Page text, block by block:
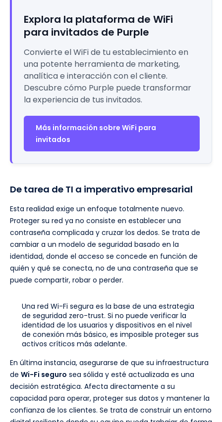
Explora la plataforma de WiFi
para invitados de Purple
Convierte el WiFi de tu establecimiento en
una potente herramienta de marketing,
analítica e interacción con el cliente.
Descubre cómo Purple puede transformar
la experiencia de tus invitados.
Más información sobre WiFi para
invitados
De tarea de TI a imperativo empresarial
Esta realidad exige un enfoque totalmente nuevo.
Proteger su red ya no consiste en establecer una
contraseña complicada y cruzar los dedos. Se trata de
cambiar a un modelo de seguridad basado en la
identidad, donde el acceso se concede en función de
quién y qué se conecta, no de una contraseña que se
puede compartir, robar o perder.
Una red Wi-Fi segura es la base de una estrategia
de seguridad zero-trust. Si no puede verificar la
identidad de los usuarios y dispositivos en el nivel
de conexión más básico, es imposible proteger sus
activos críticos más adelante.
En última instancia, asegurarse de que su infraestructura
de Wi-Fi seguro sea sólida y esté actualizada es una
decisión estratégica. Afecta directamente a su
capacidad para operar, proteger sus datos y mantener la
confianza de los clientes. Se trata de construir un entorno